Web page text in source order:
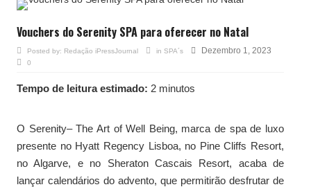
Vouchers do Serenity SPA para oferecer no Natal
Posted by: Redação iPressJournal in SPA´s Dezembro 1, 2023
0
Tempo de leitura estimado: 2 minutos
O Serenity– The Art of Well Being, marca de spa de luxo
presente no Hyatt Regency Lisboa, no Pine Cliffs Resort,
no Algarve, e no Sheraton Cascais Resort, acaba de
lançar calendários do advento, que permitirão desfrutar de